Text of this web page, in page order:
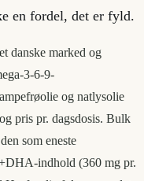
en fordel, det er fyld.
danske marked og
3-6-9-
og natlysolie
pris pr. dagsdosis. Bulk
som eneste
indhold (360 mg pr.